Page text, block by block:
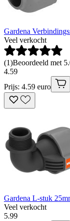
Gardena
Veel verkocht
(1)Beoordeeld met
4.59
Prijs: 4.59 euro
Gardena L-stuk
Veel verkocht
5.99